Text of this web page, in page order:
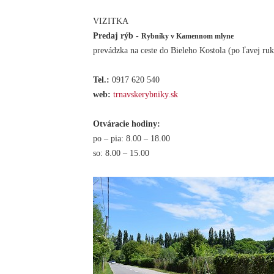
VIZITKA
Predaj rýb - Rybníky v Kamennom mlyne
prevádzka na ceste do Bieleho Kostola (po ľavej
Tel.: 0917 620 540
web: trnavskerybniky.sk
Otváracie hodiny:
po – pia: 8.00 – 18.00
so: 8.00 – 15.00